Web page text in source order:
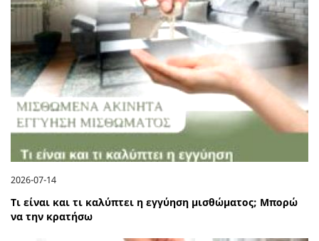
2026-07-14
Τι είναι και τι καλύπτει η εγγύηση μισθώματος; Μπορώ
να την κρατήσω